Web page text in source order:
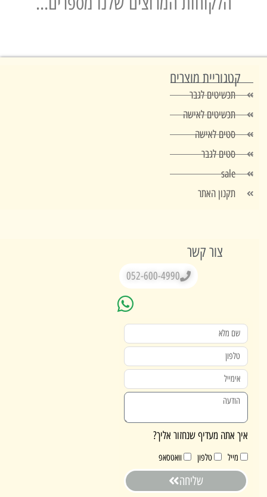
מוצרים
תכשיטים לגבר
תכשיטים לאישה
סטים לאישה
סטים לגבר
sale
תקנון האתר
צור קשר
052-600-4990
מעדיף שנחזור אליך?
טלפון וואטסאפ